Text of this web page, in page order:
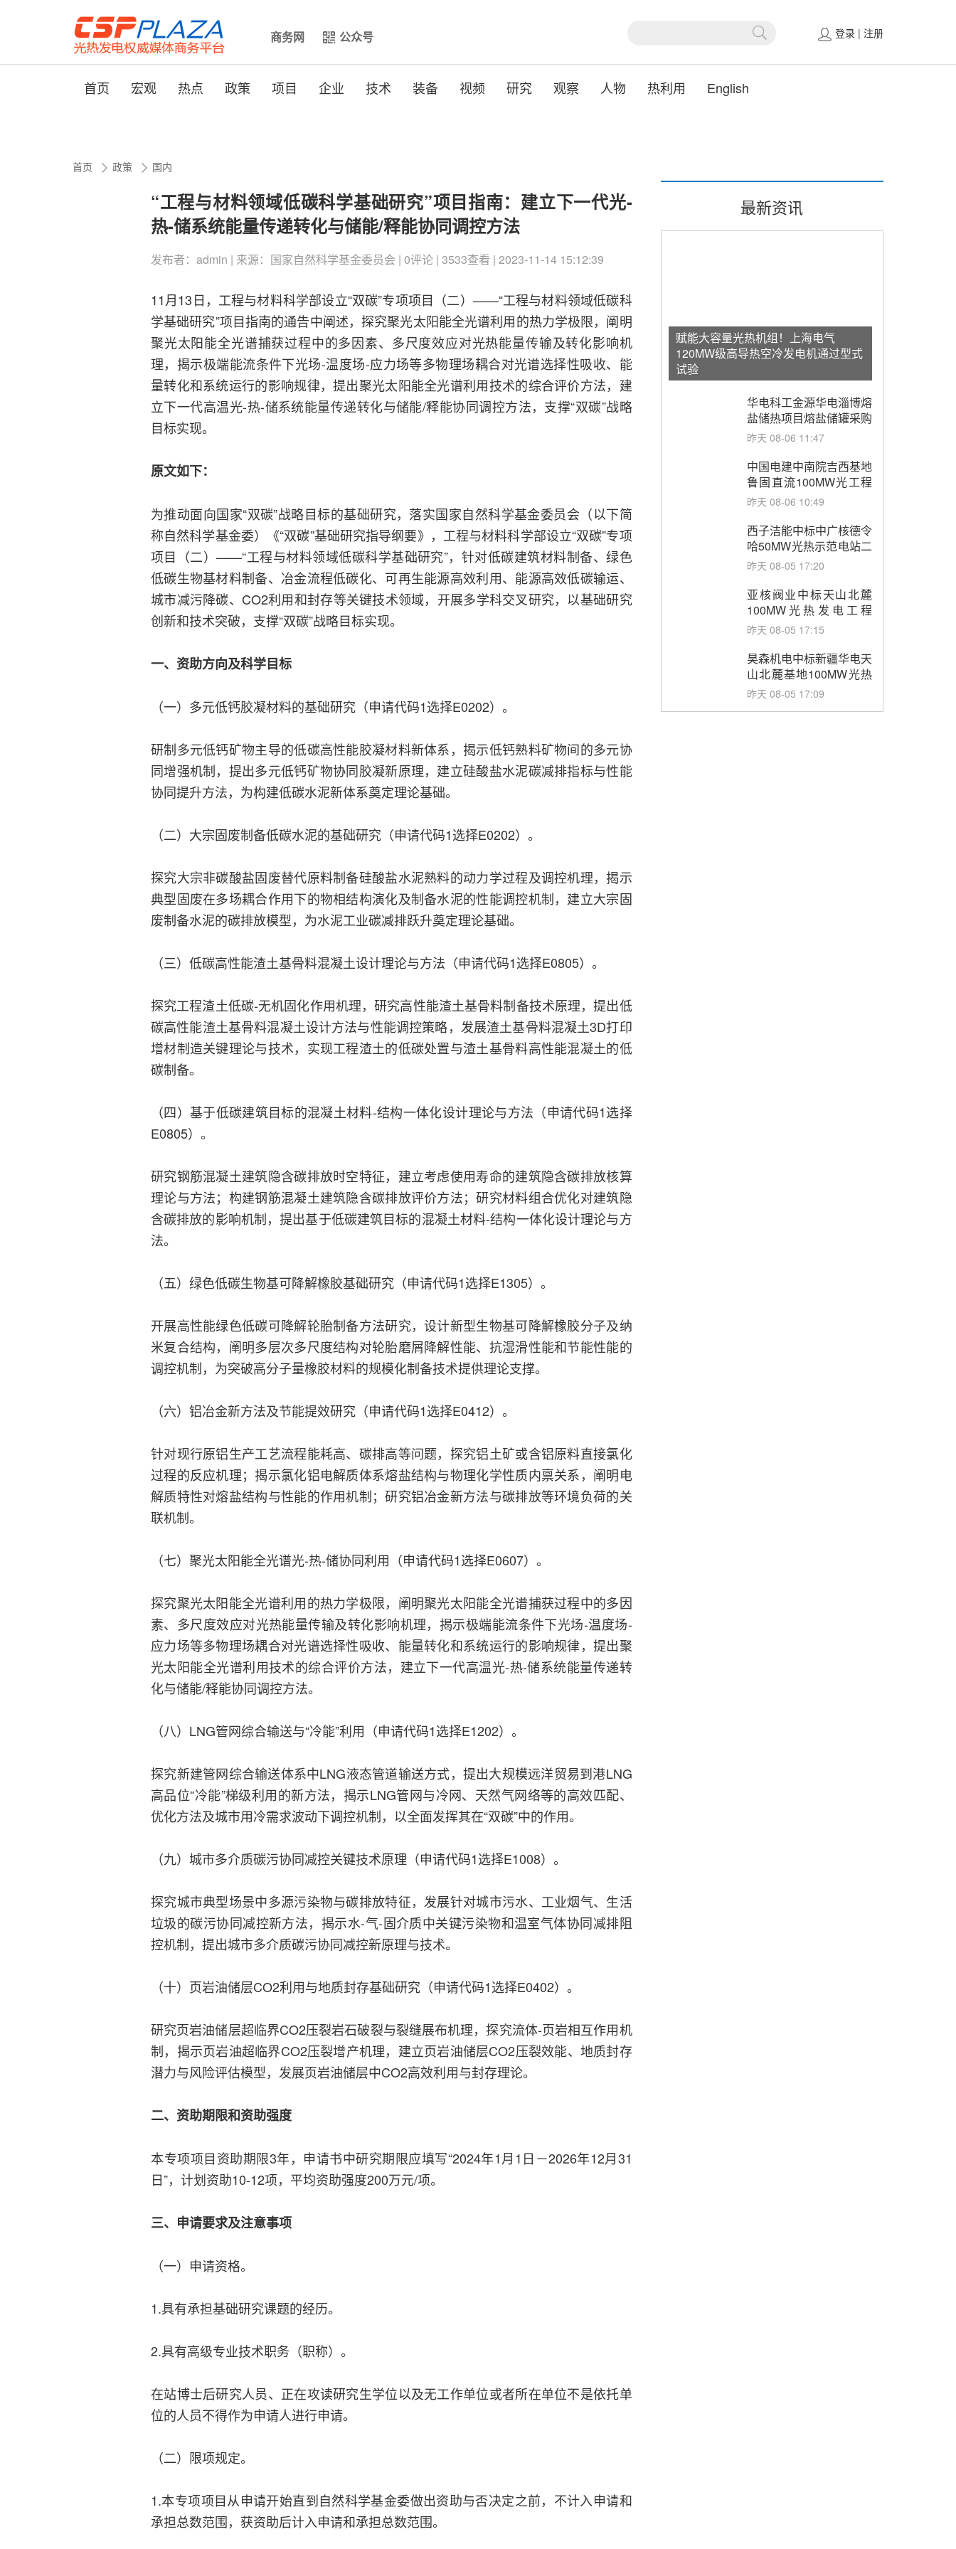
商务网 公众号 登录 | 注册
首页 宏观 热点 政策 项目 企业 技术 装备 视频 研究 观察 人物 热利用 English
首页 政策 国内
“工程与材料领域低碳科学基础研究”项目指南：建立下一代光-
热-储系统能量传递转化与储能/释能协同调控方法
发布者：admin | 来源：国家自然科学基金委员会 | 0评论 | 3533查看 | 2023-11-14 15:12:39
11月13日，工程与材料科学部设立“双碳”专项项目（二）——“工程与材料领域低碳科
学基础研究”项目指南的通告中阐述，探究聚光太阳能全光谱利用的热力学极限，阐明
聚光太阳能全光谱捕获过程中的多因素、多尺度效应对光热能量传输及转化影响机
理，揭示极端能流条件下光场-温度场-应力场等多物理场耦合对光谱选择性吸收、能
量转化和系统运行的影响规律，提出聚光太阳能全光谱利用技术的综合评价方法，建
立下一代高温光-热-储系统能量传递转化与储能/释能协同调控方法，支撑“双碳”战略
目标实现。
原文如下：
为推动面向国家“双碳”战略目标的基础研究，落实国家自然科学基金委员会（以下简
称自然科学基金委）《“双碳”基础研究指导纲要》，工程与材料科学部设立“双碳”专项
项目（二）——“工程与材料领域低碳科学基础研究”，针对低碳建筑材料制备、绿色
低碳生物基材料制备、冶金流程低碳化、可再生能源高效利用、能源高效低碳输运、
城市减污降碳、CO2利用和封存等关键技术领域，开展多学科交叉研究，以基础研究
创新和技术突破，支撑“双碳”战略目标实现。
一、资助方向及科学目标
（一）多元低钙胶凝材料的基础研究（申请代码1选择E0202）。
研制多元低钙矿物主导的低碳高性能胶凝材料新体系，揭示低钙熟料矿物间的多元协
同增强机制，提出多元低钙矿物协同胶凝新原理，建立硅酸盐水泥碳减排指标与性能
协同提升方法，为构建低碳水泥新体系奠定理论基础。
（二）大宗固废制备低碳水泥的基础研究（申请代码1选择E0202）。
探究大宗非碳酸盐固废替代原料制备硅酸盐水泥熟料的动力学过程及调控机理，揭示
典型固废在多场耦合作用下的物相结构演化及制备水泥的性能调控机制，建立大宗固
废制备水泥的碳排放模型，为水泥工业碳减排跃升奠定理论基础。
（三）低碳高性能渣土基骨料混凝土设计理论与方法（申请代码1选择E0805）。
探究工程渣土低碳-无机固化作用机理，研究高性能渣土基骨料制备技术原理，提出低
碳高性能渣土基骨料混凝土设计方法与性能调控策略，发展渣土基骨料混凝土3D打印
增材制造关键理论与技术，实现工程渣土的低碳处置与渣土基骨料高性能混凝土的低
碳制备。
（四）基于低碳建筑目标的混凝土材料-结构一体化设计理论与方法（申请代码1选择
E0805）。
研究钢筋混凝土建筑隐含碳排放时空特征，建立考虑使用寿命的建筑隐含碳排放核算
理论与方法；构建钢筋混凝土建筑隐含碳排放评价方法；研究材料组合优化对建筑隐
含碳排放的影响机制，提出基于低碳建筑目标的混凝土材料-结构一体化设计理论与方
法。
（五）绿色低碳生物基可降解橡胶基础研究（申请代码1选择E1305）。
开展高性能绿色低碳可降解轮胎制备方法研究，设计新型生物基可降解橡胶分子及纳
米复合结构，阐明多层次多尺度结构对轮胎磨屑降解性能、抗湿滑性能和节能性能的
调控机制，为突破高分子量橡胶材料的规模化制备技术提供理论支撑。
（六）铝冶金新方法及节能提效研究（申请代码1选择E0412）。
针对现行原铝生产工艺流程能耗高、碳排高等问题，探究铝土矿或含铝原料直接氯化
过程的反应机理；揭示氯化铝电解质体系熔盐结构与物理化学性质内禀关系，阐明电
解质特性对熔盐结构与性能的作用机制；研究铝冶金新方法与碳排放等环境负荷的关
联机制。
（七）聚光太阳能全光谱光-热-储协同利用（申请代码1选择E0607）。
探究聚光太阳能全光谱利用的热力学极限，阐明聚光太阳能全光谱捕获过程中的多因
素、多尺度效应对光热能量传输及转化影响机理，揭示极端能流条件下光场-温度场-
应力场等多物理场耦合对光谱选择性吸收、能量转化和系统运行的影响规律，提出聚
光太阳能全光谱利用技术的综合评价方法，建立下一代高温光-热-储系统能量传递转
化与储能/释能协同调控方法。
（八）LNG管网综合输送与“冷能”利用（申请代码1选择E1202）。
探究新建管网综合输送体系中LNG液态管道输送方式，提出大规模远洋贸易到港LNG
高品位“冷能”梯级利用的新方法，揭示LNG管网与冷网、天然气网络等的高效匹配、
优化方法及城市用冷需求波动下调控机制，以全面发挥其在“双碳”中的作用。
（九）城市多介质碳污协同减控关键技术原理（申请代码1选择E1008）。
探究城市典型场景中多源污染物与碳排放特征，发展针对城市污水、工业烟气、生活
垃圾的碳污协同减控新方法，揭示水-气-固介质中关键污染物和温室气体协同减排阻
控机制，提出城市多介质碳污协同减控新原理与技术。
（十）页岩油储层CO2利用与地质封存基础研究（申请代码1选择E0402）。
研究页岩油储层超临界CO2压裂岩石破裂与裂缝展布机理，探究流体-页岩相互作用机
制，揭示页岩油超临界CO2压裂增产机理，建立页岩油储层CO2压裂效能、地质封存
潜力与风险评估模型，发展页岩油储层中CO2高效利用与封存理论。
二、资助期限和资助强度
本专项项目资助期限3年，申请书中研究期限应填写“2024年1月1日－2026年12月31
日”，计划资助10-12项，平均资助强度200万元/项。
三、申请要求及注意事项
（一）申请资格。
1.具有承担基础研究课题的经历。
2.具有高级专业技术职务（职称）。
在站博士后研究人员、正在攻读研究生学位以及无工作单位或者所在单位不是依托单
位的人员不得作为申请人进行申请。
（二）限项规定。
1.本专项项目从申请开始直到自然科学基金委做出资助与否决定之前，不计入申请和
承担总数范围，获资助后计入申请和承担总数范围。
最新资讯
赋能大容量光热机组！上海电气
120MW级高导热空冷发电机通过型式
试验
华电科工金源华电淄博熔
盐储热项目熔盐储罐采购
昨天 08-06 11:47
中国电建中南院吉西基地
鲁固直流100MW光工程
性能试验采购
昨天 08-06 10:49
西子洁能中标中广核德令
哈50MW光热示范电站二
列蒸汽发生器设备采购
昨天 08-05 17:20
亚核阀业中标天山北麓
100MW光热发电工程
EPC总承包项目熔盐截
购
昨天 08-05 17:15
昊森机电中标新疆华电天
山北麓基地100MW光热
发电工程EPC总承包项
昨天 08-05 17:09